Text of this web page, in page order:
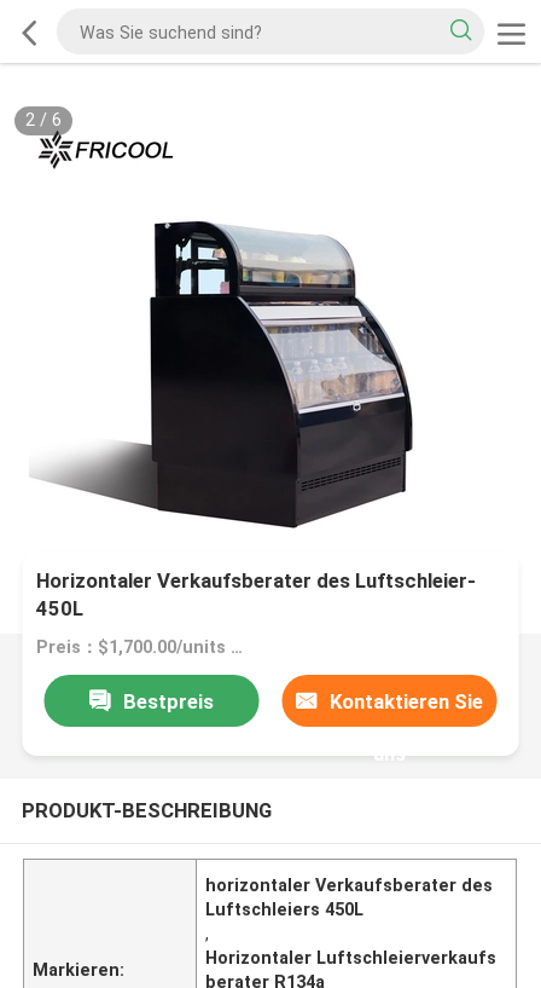
2/ 6
Horizontaler Verkaufsberater des Luftschleier-
450L
Preis：$1,700.00/units 1-4 units
Bestpreis Kontaktieren Sie
uns
PRODUKT-BESCHREIBUNG
Markieren:
horizontaler Verkaufsberater des
Luftschleiers 450L
,
Horizontaler Luftschleierverkaufs
berater R134a